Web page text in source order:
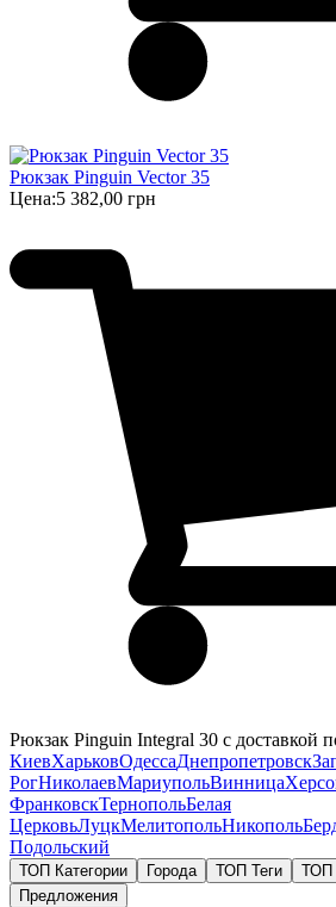
Рюкзак Pinguin Vector 35
Цена:5 382,00 грн
Рюкзак Pinguin Integral 30 с доставкой
КиевХарьковОдессаДнепропетровск
РогНиколаевМариупольВинница
ФранковскТернопольБелая
ЦерковьЛуцкМелитопольНикополь
Подольский
ТОП Категории Города ТОП Теги ТОП
Предложения